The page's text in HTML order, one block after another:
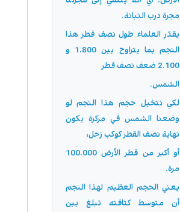
مجرة درب التبانة.
يقدّر العلماء طول نصف قطر هذا
النجم بما يتراوح بين 1.800 و
2.100 ضعف نصف قطر
الشمس.
لكي نتخيل حجم هذا النجم لو
وضعنا الشمس في مركزة يكون
نهاية نصف القطر كوكب زحل،
أو أكبر من قطر الأرض 100.000
مرة.
يعني الحجم العظيم لهذا النجم
أن متوسط كثافته تبلغ بين